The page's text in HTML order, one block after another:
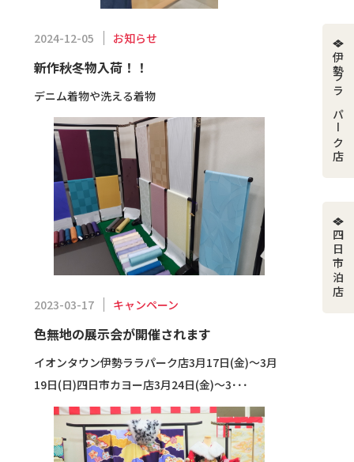
伊勢ララパーク店
四日市泊店
2024-12-05 お知らせ
新作秋冬物入荷！！
デニム着物や洗える着物
2023-03-17 キャンペーン
色無地の展示会が開催されます
イオンタウン伊勢ララパーク店3月17日(金)～3月
19日(日)四日市カヨー店3月24日(金)～3･･･